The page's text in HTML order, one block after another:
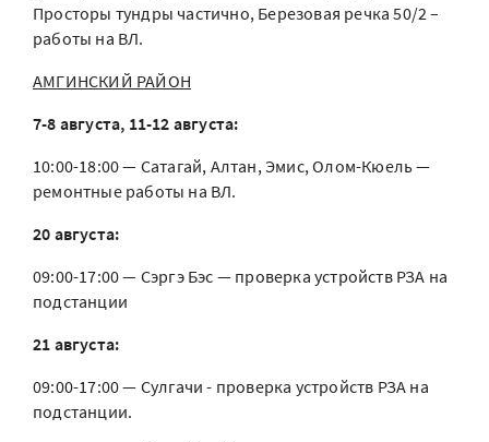
Просторы тундры частично, Березовая речка 50/2 –
работы на ВЛ.
АМГИНСКИЙ РАЙОН
7-8 августа, 11-12 августа:
10:00-18:00 — Сатагай, Алтан, Эмис, Олом-Кюель —
ремонтные работы на ВЛ.
20 августа:
09:00-17:00 — Сэргэ Бэс — проверка устройств РЗА на
подстанции
21 августа:
09:00-17:00 — Сулгачи - проверка устройств РЗА на
подстанции.